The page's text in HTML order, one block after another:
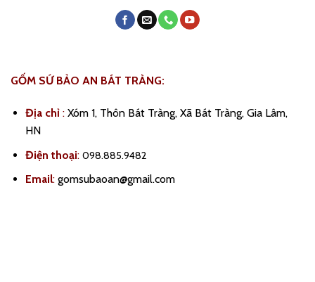
GỐM SỨ BẢO AN BÁT TRÀNG:
Địa chỉ :Xóm 1, Thôn Bát Tràng, Xã Bát Tràng, Gia Lâm,
HN
Điện thoại: 098.885.9482
Email:gomsubaoan@gmail.com